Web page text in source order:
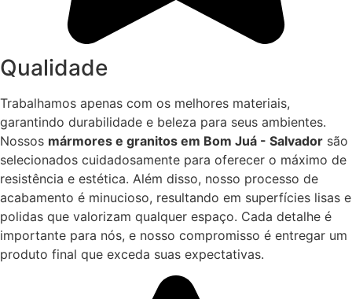
Qualidade
Trabalhamos apenas com os melhores materiais,
garantindo durabilidade e beleza para seus ambientes.
Nossos mármores e granitos em Bom Juá - Salvador são
selecionados cuidadosamente para oferecer o máximo de
resistência e estética. Além disso, nosso processo de
acabamento é minucioso, resultando em superfícies lisas e
polidas que valorizam qualquer espaço. Cada detalhe é
importante para nós, e nosso compromisso é entregar um
produto final que exceda suas expectativas.